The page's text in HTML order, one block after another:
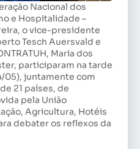
Nacional dos
e Hospitalidade –
o vice-presidente
Tesch Auersvald e
Maria dos
participaram na tarde
05), juntamente com
21 países, de
pela União
Agricultura, Hotéis
debater os reflexos da